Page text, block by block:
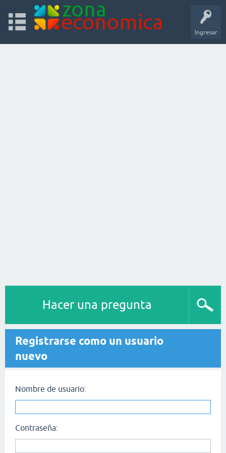
Ingresar
Hacer una pregunta
Registrarse como un usuario
nuevo
Nombre de usuario:
Contraseña: